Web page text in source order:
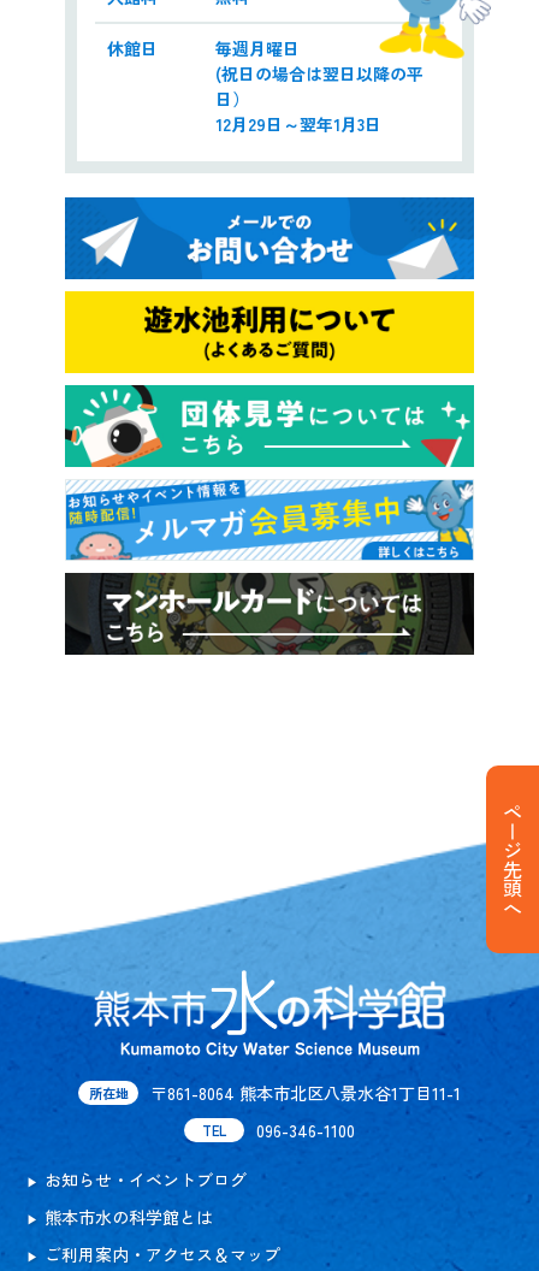
休館日
毎週月曜日
(祝日の場合は翌日以降の平
日）
12月29日～翌年1月3日
ページ先頭へ
所在地 〒861-8064 熊本市北区八景水谷1丁目11-1
TEL 096-346-1100
お知らせ・イベントブログ
熊本市水の科学館とは
ご利用案内・アクセス＆マップ